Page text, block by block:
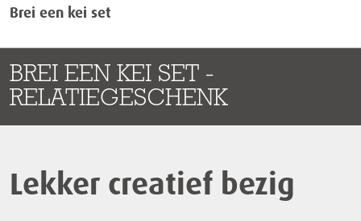
Brei een kei set
BREI EEN KEI SET -
RELATIEGESCHENK
Lekker creatief bezig